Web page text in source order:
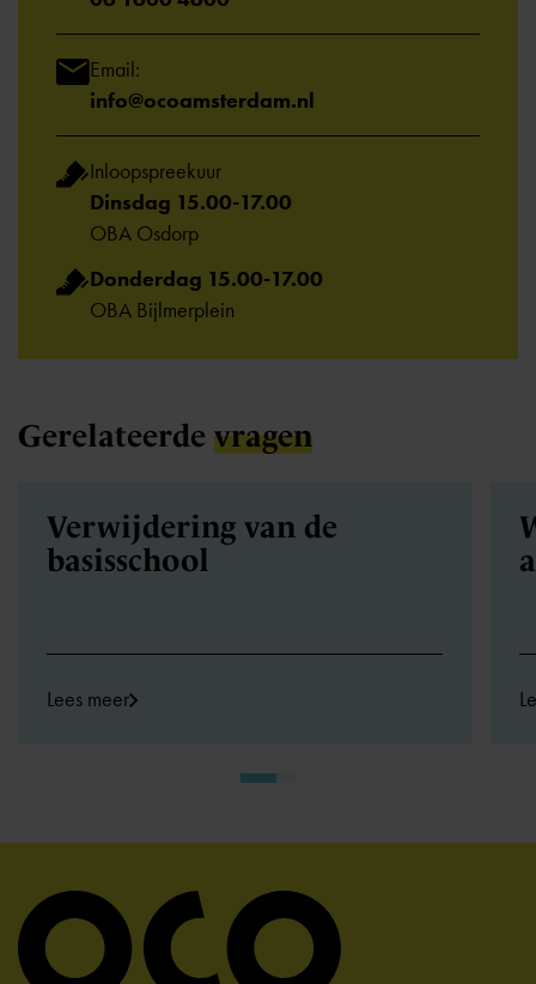
Email:
info@ocoamsterdam.nl
Inloopspreekuur
Dinsdag 15.00-17.00
OBA Osdorp
Donderdag 15.00-17.00
OBA Bijlmerplein
Gerelateerde vragen
Verwijdering van de
basisschool
Lees meer